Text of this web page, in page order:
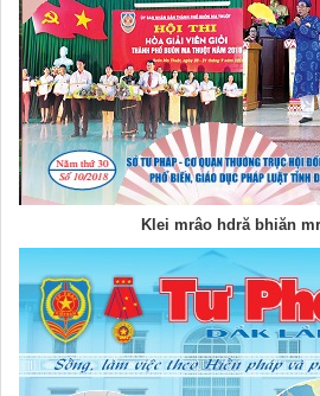
Klei mrâo hdră bhiăn